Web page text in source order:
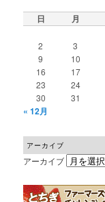
日 月
2
3
9
10
16
17
23
24
30
31
« 12月
アーカイブ
アーカイブ